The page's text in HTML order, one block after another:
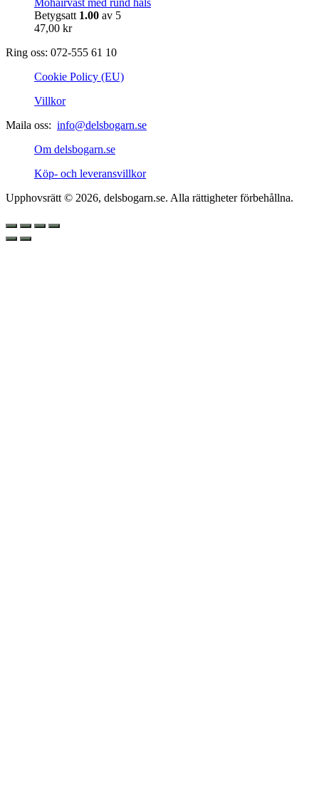
Mohairväst med rund hals
Betygsatt 1.00 av 5
47,00 kr
Ring oss: 072-555 61 10
Cookie Policy (EU)
Villkor
Maila oss: info@delsbogarn.se
Om delsbogarn.se
Köp- och leveransvillkor
Upphovsrätt © 2026, delsbogarn.se. Alla rättigheter förbehållna.